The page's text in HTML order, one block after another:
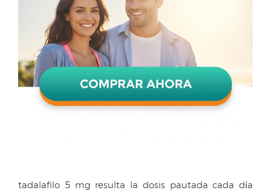
tadalafilo 5 mg resulta la dosis pautada cada día